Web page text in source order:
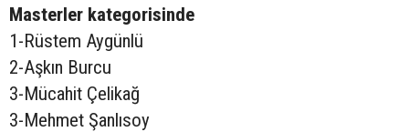
Masterler kategorisinde
1-Rüstem Aygünlü
2-Aşkın Burcu
3-Mücahit Çelikağ
3-Mehmet Şanlısoy